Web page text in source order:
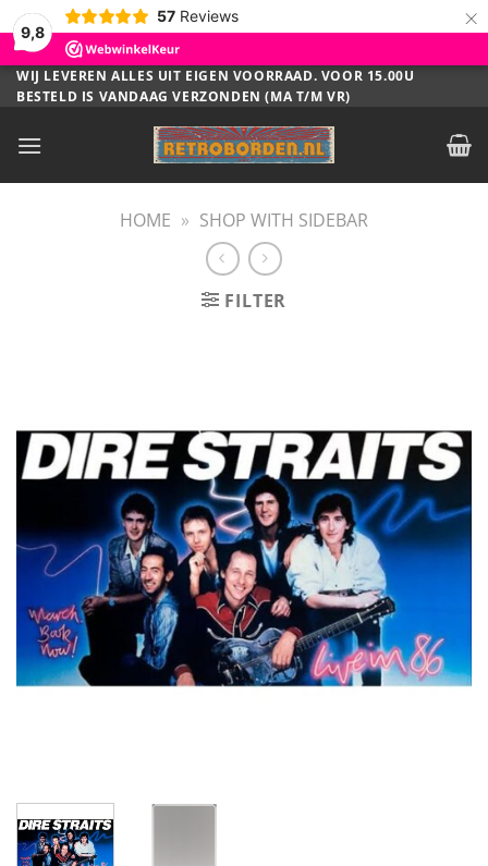
9,8
57 Reviews ×
Ga
naar
WIJ LEVEREN ALLES UIT EIGEN VOORRAAD. VOOR 15.00U
BESTELD IS VANDAAG VERZONDEN (MA T/M VR)
HOME » SHOP WITH SIDEBAR
FILTER